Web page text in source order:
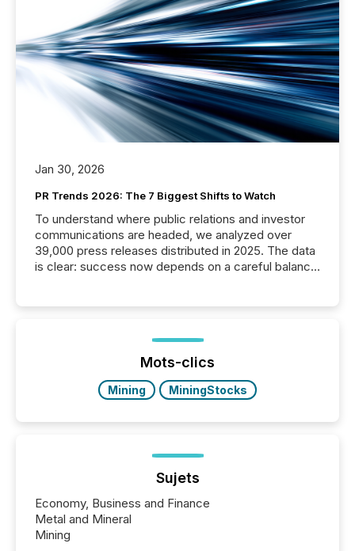
Jan 30, 2026
PR Trends 2026: The 7 Biggest Shifts to Watch
To understand where public relations and investor
communications are headed, we analyzed over
39,000 press releases distributed in 2025. The data
is clear: success now depends on a careful balance
ground their answers. We have entered a “ zero-
click ” reality, where Generative AI systems...
Mots-clics
Mining MiningStocks
Sujets
Economy, Business and Finance
Metal and Mineral
Mining